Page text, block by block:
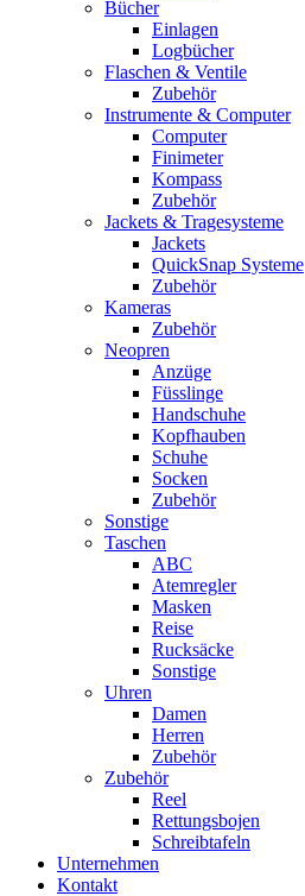
Bücher
Einlagen
Logbücher
Flaschen & Ventile
Zubehör
Instrumente & Computer
Computer
Finimeter
Kompass
Zubehör
Jackets & Tragesysteme
Jackets
QuickSnap Systeme
Zubehör
Kameras
Zubehör
Neopren
Anzüge
Füsslinge
Handschuhe
Kopfhauben
Schuhe
Socken
Zubehör
Sonstige
Taschen
ABC
Atemregler
Masken
Reise
Rucksäcke
Sonstige
Uhren
Damen
Herren
Zubehör
Zubehör
Reel
Rettungsbojen
Schreibtafeln
Unternehmen
Kontakt